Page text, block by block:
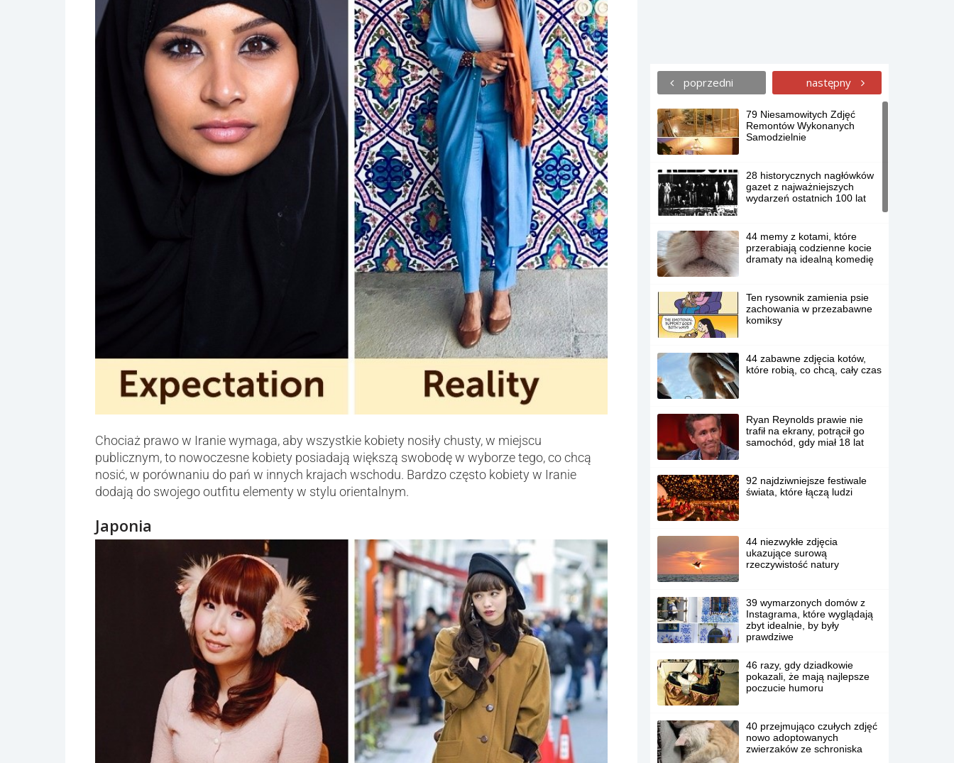
Chociaż prawo w Iranie wymaga, aby wszystkie kobiety nosiły chusty, w miejscu
publicznym, to nowoczesne kobiety posiadają większą swobodę w wyborze tego, co chcą
nosić, w porównaniu do pań w innych krajach wschodu. Bardzo często kobiety w Iranie
dodają do swojego outfitu elementy w stylu orientalnym.
Japonia
poprzedni następny
79 Niesamowitych Zdjęć
Remontów Wykonanych
Samodzielnie
28 historycznych nagłówków
gazet z najważniejszych
wydarzeń ostatnich 100 lat
44 memy z kotami, które
przerabiają codzienne kocie
dramaty na idealną komedię
Ten rysownik zamienia psie
zachowania w przezabawne
komiksy
44 zabawne zdjęcia kotów,
które robią, co chcą, cały czas
Ryan Reynolds prawie nie
trafił na ekrany, potrącił go
samochód, gdy miał 18 lat
92 najdziwniejsze festiwale
świata, które łączą ludzi
44 niezwykłe zdjęcia
ukazujące surową
rzeczywistość natury
39 wymarzonych domów z
Instagrama, które wyglądają
zbyt idealnie, by były
prawdziwe
46 razy, gdy dziadkowie
pokazali, że mają najlepsze
poczucie humoru
40 przejmująco czułych zdjęć
nowo adoptowanych
zwierzaków ze schroniska